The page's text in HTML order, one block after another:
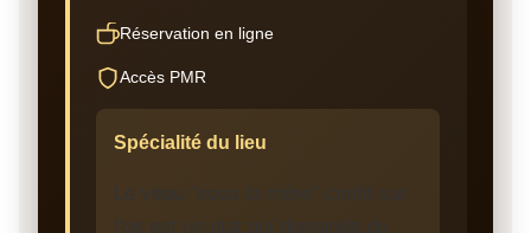
Réservation en ligne
Accès PMR
Spécialité du lieu